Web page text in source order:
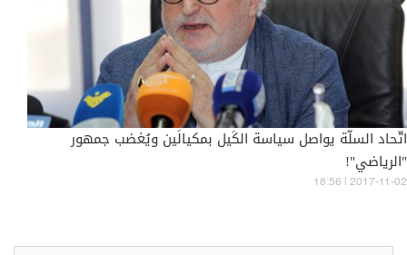
اتّحاد السلّة يواصل سياسة الكَيل بمكيالَين ويُغضب جمهور
"الرياضي"!
18:56 | 2017-11-02